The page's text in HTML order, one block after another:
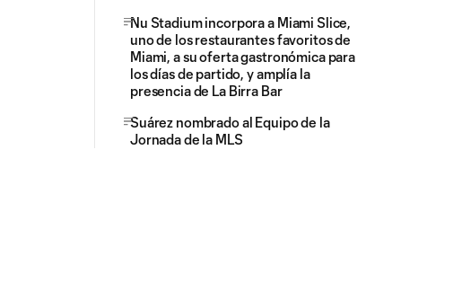
Nu Stadium incorpora a Miami Slice,
uno de los restaurantes favoritos de
Miami, a su oferta gastronómica para
los días de partido, y amplía la
presencia de La Birra Bar
Suárez nombrado al Equipo de la
Jornada de la MLS